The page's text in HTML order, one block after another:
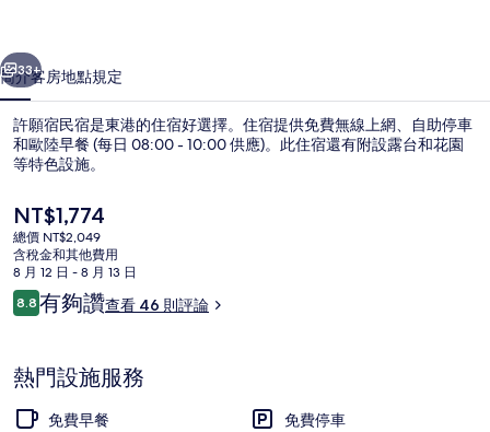
片
集
個 下一個
33+
簡介客房地點規定
許願宿民宿是東港的住宿好選擇。住宿提供免費無線上網、自助停車
和歐陸早餐 (每日 08:00 - 10:00 供應)。此住宿還有附設露台和花園
等特色設施。
目
前
的
價
格
是
NT$1,774
總價 NT$2,049
含稅金和其他費用
8 月 12 日 - 8 月 13 日
評
論
8.88.8 分，滿分 10 分，
有夠讚查看 46 則評論
熱門設施服務
免費早餐
免費停車